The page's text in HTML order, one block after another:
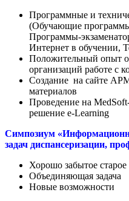
Программные и
(Обучающие
Программы-
Интернет в обучении,
Положительный опыт
организаций работе с
Создание на сайте
материалов
Проведение на
решение e-Learning
Симпозиум
задач диспансеризации,
Хорошо забытое старое
Объединяющая задача
Новые возможности